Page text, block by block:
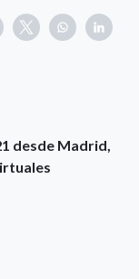
desde Madrid,